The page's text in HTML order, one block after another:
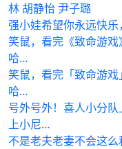
林 胡静怡 尹子璐
强小娃希望你永远快乐
笑鼠，看完《致命游
哈…
笑鼠，看完「致命游
哈…
号外号外！喜人小分
上小尼…
不是老夫老妻不会这